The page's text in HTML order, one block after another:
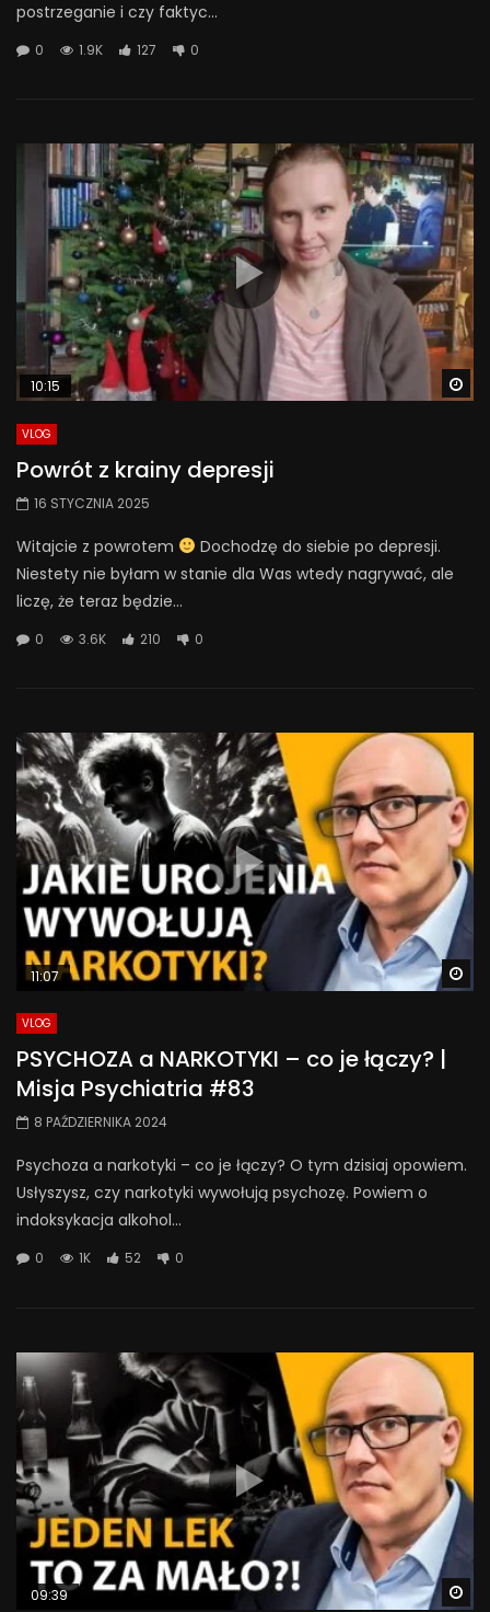
postrzeganie i czy faktyc...
0 1.9K 127 0
10:15
VLOG
Powrót z krainy depresji
16 STYCZNIA 2025
Witajcie z powrotem
Dochodzę do siebie po depresji.
Niestety nie byłam w stanie dla Was wtedy nagrywać, ale
liczę, że teraz będzie...
0 3.6K 210 0
11:07
VLOG
PSYCHOZA a NARKOTYKI – co je łączy? |
Misja Psychiatria #83
8 PAŹDZIERNIKA 2024
Psychoza a narkotyki – co je łączy? O tym dzisiaj opowiem.
Usłyszysz, czy narkotyki wywołują psychozę. Powiem o
indoksykacja alkohol...
0 1K 52 0
09:39